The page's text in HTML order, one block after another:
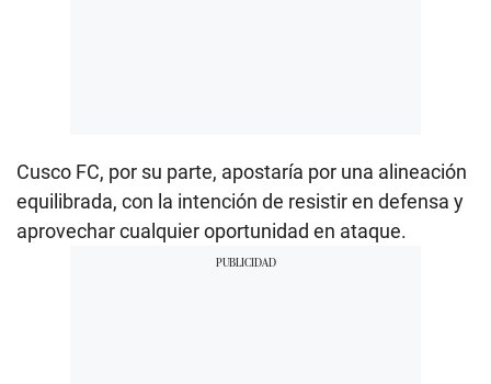
Cusco FC, por su parte, apostaría por una alineación
equilibrada, con la intención de resistir en defensa y
aprovechar cualquier oportunidad en ataque.